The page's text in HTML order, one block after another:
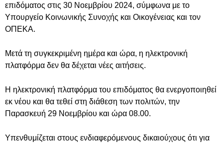
επιδόματος στις 30 Νοεμβρίου 2024, σύμφωνα με το
Υπουργείο Κοινωνικής Συνοχής και Οικογένειας και τον
ΟΠΕΚΑ.
Μετά τη συγκεκριμένη ημέρα και ώρα, η ηλεκτρονική
πλατφόρμα δεν θα δέχεται νέες αιτήσεις.
Η ηλεκτρονική πλατφόρμα του επιδόματος θα ενεργοποιηθεί
εκ νέου και θα τεθεί στη διάθεση των πολιτών, την
Παρασκευή 29 Νοεμβρίου και ώρα 08.00.
Υπενθυμίζεται στους ενδιαφερόμενους δικαιούχους ότι για